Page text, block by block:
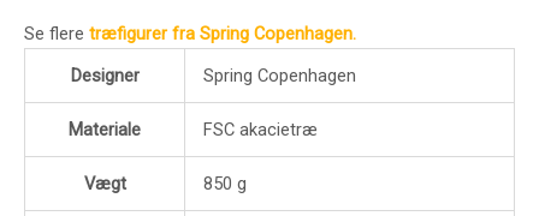
Se flere træfigurer fra Spring Copenhagen.
Designer
Spring Copenhagen
Materiale FSC akacietræ
Vægt 850 g